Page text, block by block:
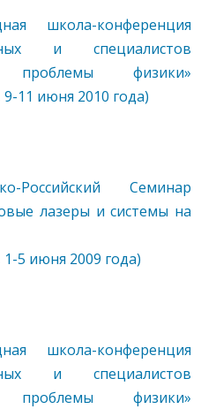
школа-конференция
и специалистов
проблемы физики»
11 июня 2010 года)
Российский Семинар
лазеры и системы на
5 июня 2009 года)
школа-конференция
и специалистов
проблемы физики»